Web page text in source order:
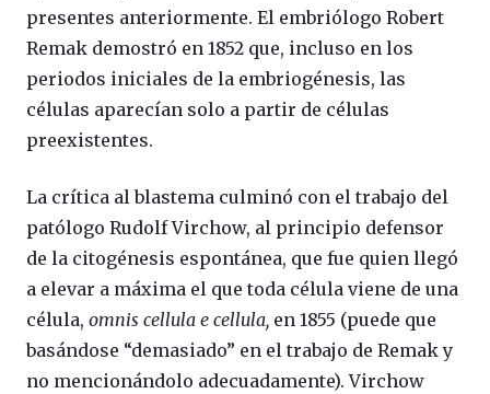
presentes anteriormente. El embriólogo Robert
Remak demostró en 1852 que, incluso en los
periodos iniciales de la embriogénesis, las
células aparecían solo a partir de células
preexistentes.
La crítica al blastema culminó con el trabajo del
patólogo Rudolf Virchow, al principio defensor
de la citogénesis espontánea, que fue quien llegó
a elevar a máxima el que toda célula viene de una
célula, omnis cellula e cellula, en 1855 (puede que
basándose “demasiado” en el trabajo de Remak y
no mencionándolo adecuadamente). Virchow